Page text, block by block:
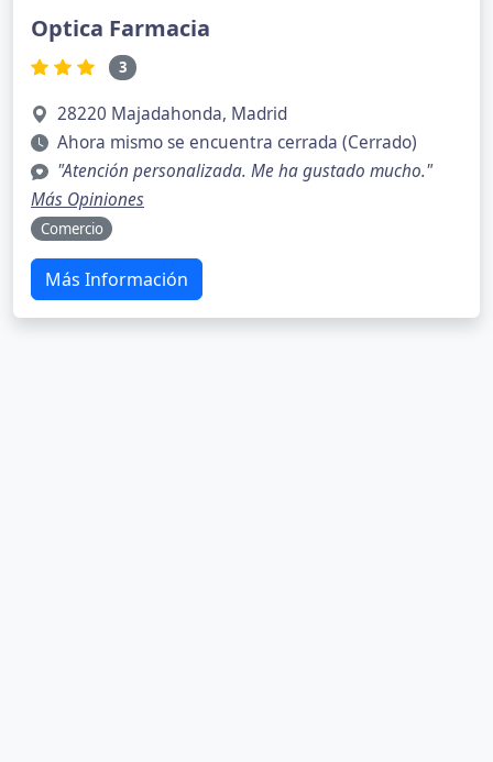
Optica Farmacia
3
28220 Majadahonda, Madrid
Ahora mismo se encuentra cerrada (Cerrado)
"Atención personalizada. Me ha gustado mucho."
Más Opiniones
Comercio
Más Información